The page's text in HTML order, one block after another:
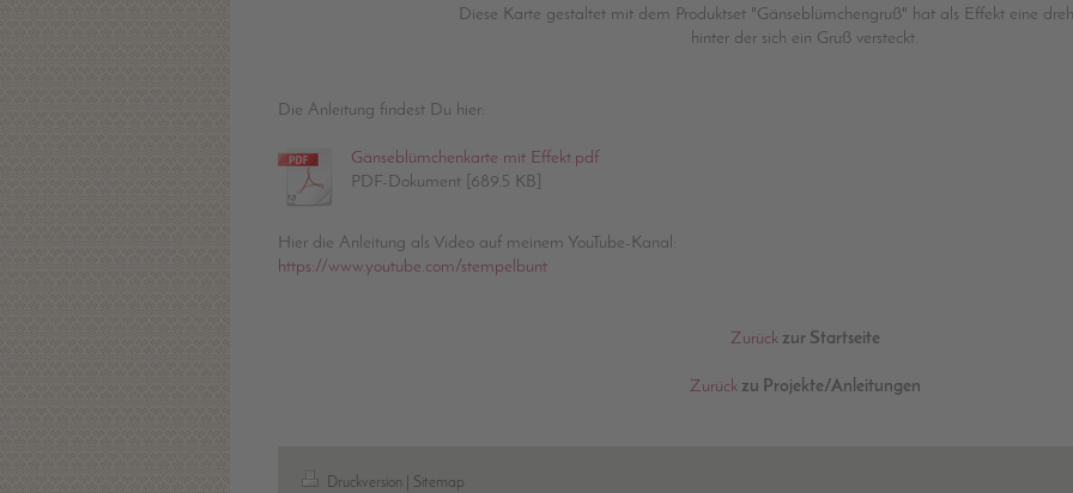
Diese Karte gestaltet mit dem Produktset "Gänseblümchengruß" hat als Effekt eine
hinter der sich ein Gruß versteckt.
Die Anleitung findest Du hier:
Gänseblümchenkarte mit Effekt.pdf
PDF-Dokument [689.5 KB]
Hier die Anleitung als Video auf meinem YouTube-Kanal:
https://www.youtube.com/stempelbunt
Zurückzur Startseite
Zurückzu Projekte/Anleitungen
Druckversion Sitemap